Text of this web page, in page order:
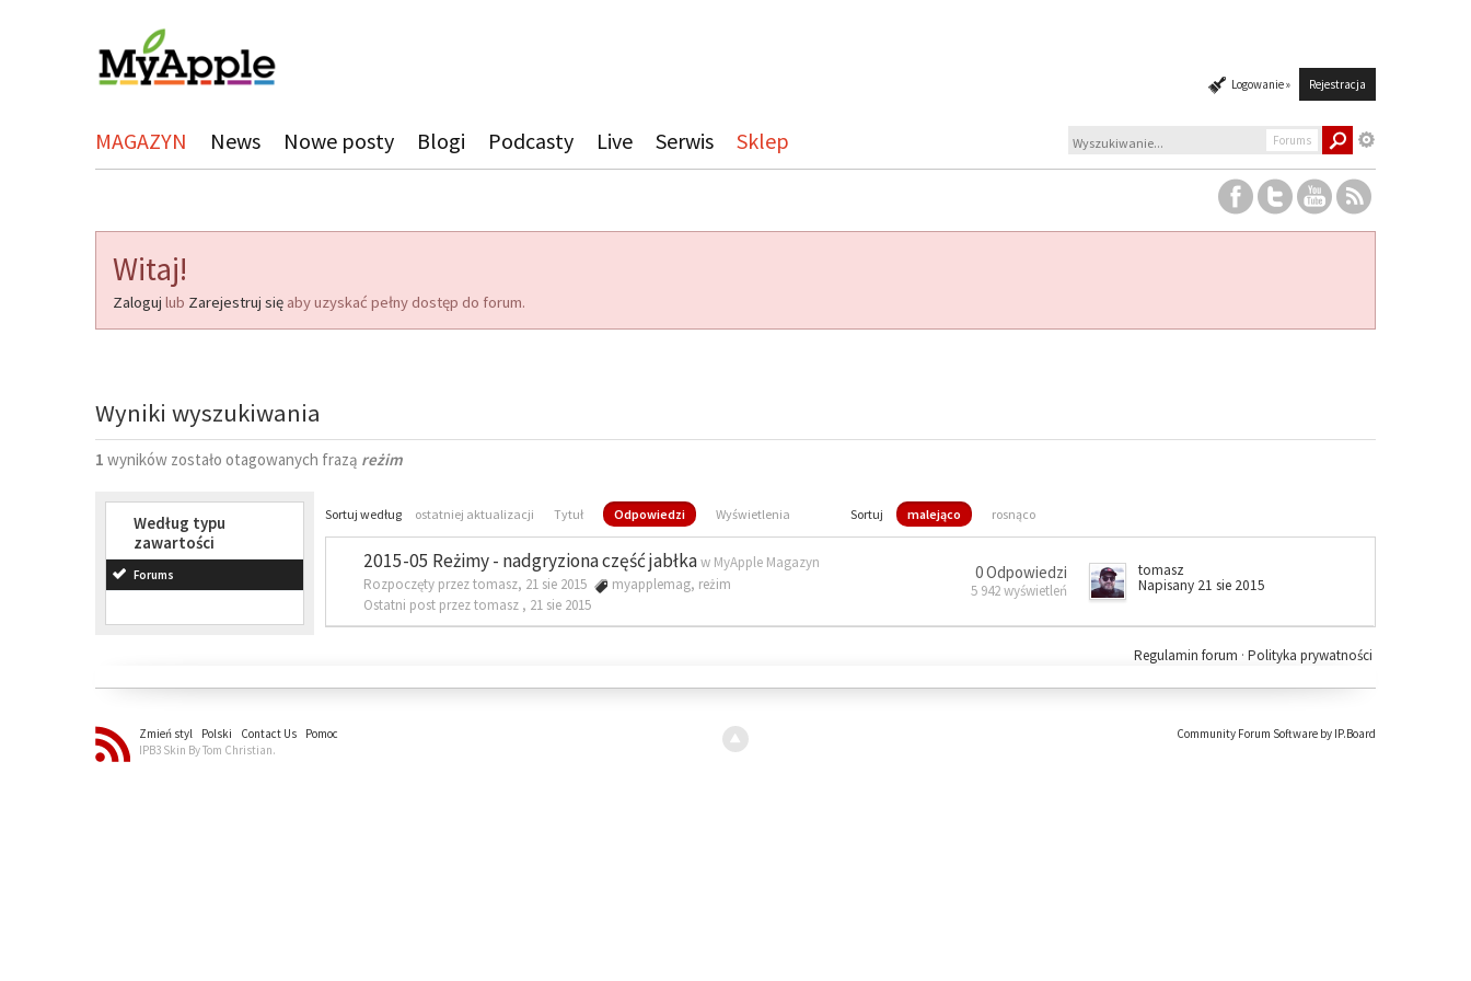
Logowanie » Rejestracja
MAGAZYN News Nowe posty Blogi Podcasty Live Serwis Sklep Forums
Witaj!
Zaloguj lub Zarejestruj się aby uzyskać pełny dostęp do forum.
Wyniki wyszukiwania
1 wyników zostało otagowanych frazą reżim
Według typu
zawartości
Forums
Sortuj według ostatniej aktualizacji Tytuł Odpowiedzi Wyświetlenia Sortuj malejąco rosnąco
2015-05 Reżimy - nadgryziona część jabłkaw MyApple Magazyn
Rozpoczęty przez tomasz, 21 sie 2015
myapplemag, reżim
Ostatni post przez tomasz , 21 sie 2015
0 Odpowiedzi
5 942 wyświetleń
tomasz
Napisany 21 sie 2015
Polityka prywatności
Regulamin forum ·
Zmień styl Polski Contact Us
Pomoc
IPB3 Skin By Tom Christian.
Community Forum Software by IP.Board